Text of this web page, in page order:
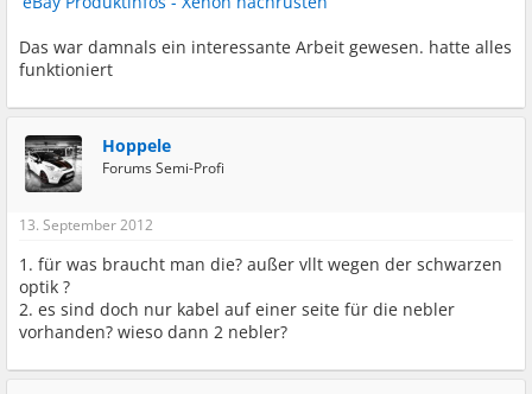
Das war damnals ein interessante Arbeit gewesen. hatte alles
funktioniert
Hoppele
Forums Semi-Profi
13. September 2012
1. für was braucht man die? außer vllt wegen der schwarzen
optik ?
2. es sind doch nur kabel auf einer seite für die nebler
vorhanden? wieso dann 2 nebler?